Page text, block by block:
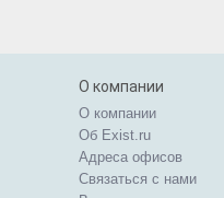
О компании
О компании
Об Exist.ru
Адреса офисов
Связаться с нами